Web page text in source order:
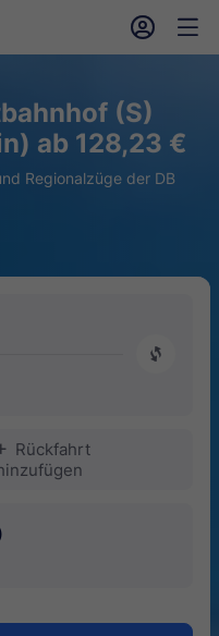
󱎓 󱒨
(S)
ab 128,23 €
Regionalzüge der DB
󰿠
Rückfahrt